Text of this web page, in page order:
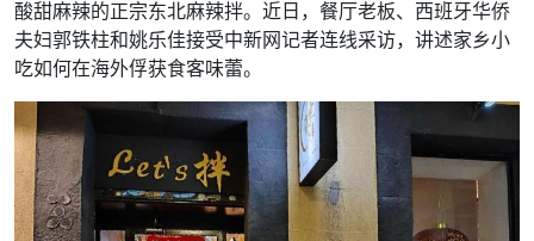
酸甜麻辣的正宗东北麻辣拌。近日，餐厅老板、西班牙华侨
夫妇郭铁柱和姚乐佳接受中新网记者连线采访，讲述家乡小
吃如何在海外俘获食客味蕾。